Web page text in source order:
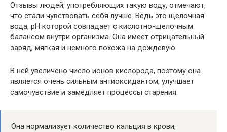
Отзывы людей, употребляющих такую воду, отмечают,
что стали чувствовать себя лучше. Ведь это щелочная
вода, pH которой совпадает с кислотно-щелочным
балансом внутри организма. Она имеет отрицательный
заряд, мягкая и немного похожа на дождевую.
В ней увеличено число ионов кислорода, поэтому она
является очень сильным антиоксидантом, улучшает
самочувствие и замедляет процессы старения.
Она нормализует количество кальция в крови,